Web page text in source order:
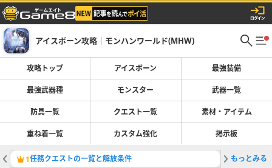
アイスボーン攻略｜モンハンワールド(MHW)
攻略トップ アイスボーン 最強装備
最強武器種 モンスター 武器一覧
防具一覧 クエスト一覧 素材・アイテム
重ね着一覧 カスタム強化 掲示板
1任務クエストの一覧と解放条件 2重ね着
もっとみる